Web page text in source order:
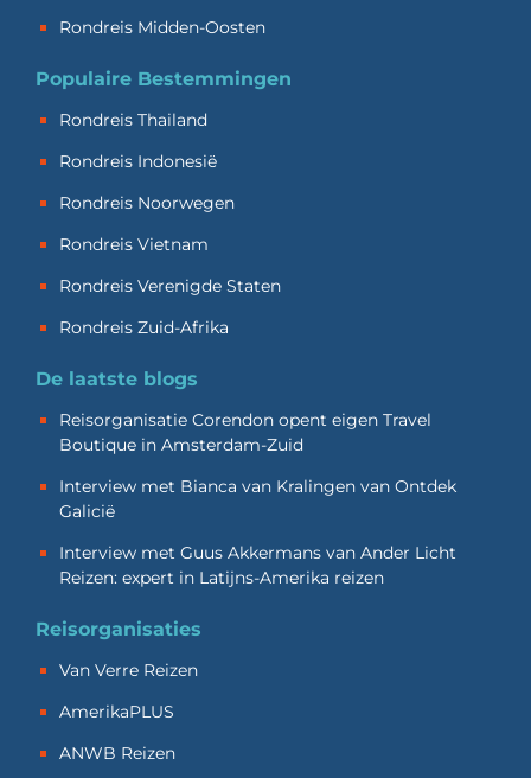
Rondreis Midden-Oosten
Populaire Bestemmingen
Rondreis Thailand
Rondreis Indonesië
Rondreis Noorwegen
Rondreis Vietnam
Rondreis Verenigde Staten
Rondreis Zuid-Afrika
De laatste blogs
Reisorganisatie Corendon opent eigen Travel
Boutique in Amsterdam-Zuid
Interview met Bianca van Kralingen van Ontdek
Galicië
Interview met Guus Akkermans van Ander Licht
Reizen: expert in Latijns-Amerika reizen
Reisorganisaties
Van Verre Reizen
AmerikaPLUS
ANWB Reizen